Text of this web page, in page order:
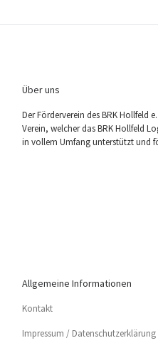
Über uns
Der För­der­ver­ein des BRK Holl­feld
Ver­ein, wel­cher das BRK Holl­feld
in vol­lem Umfang unter­stützt und
Allgemeine Informationen
Kon­takt
Impres­sum / Datenschutzerklärung